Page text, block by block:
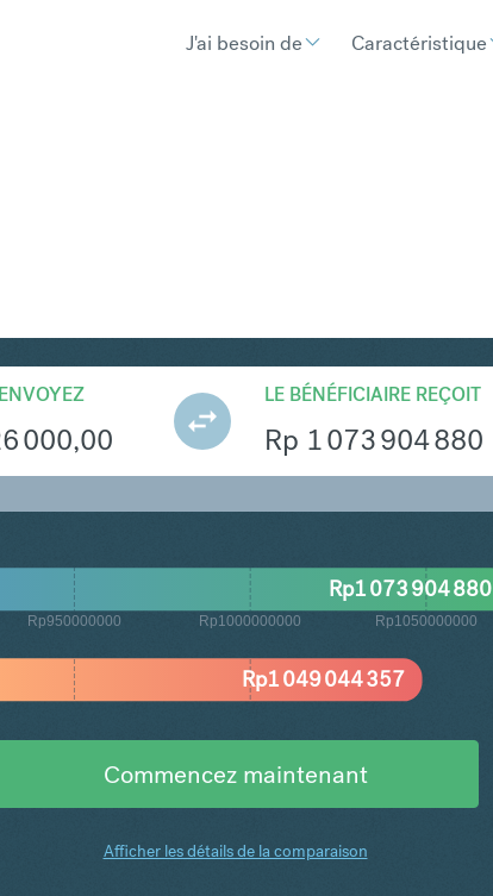
J'ai besoin de Caractéristique
000,00
LE BÉNÉFICIAIRE REÇOIT
Rp 1 073 904 880
Rp950000000 Rp1000000000 Rp1050000000
Rp1 049 044 357
Rp1 073 904 880
Commencez maintenant
Afficher les détails de la comparaison